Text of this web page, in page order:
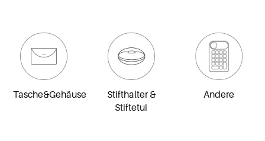
Tasche&Gehäuse
Stifthalter &
Stiftetui
Andere